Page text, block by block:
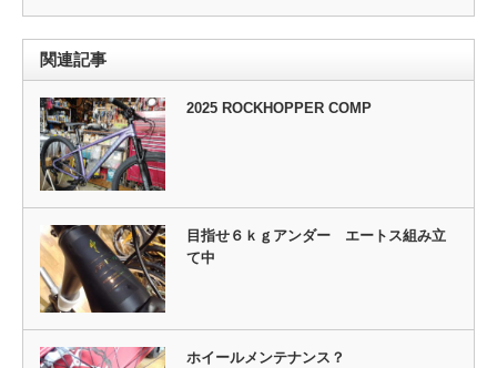
関連記事
2025 ROCKHOPPER COMP
目指せ６ｋｇアンダー エートス組み立
て中
ホイールメンテナンス？